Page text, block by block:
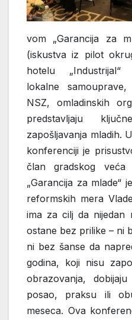
vom „Garancija za
(iskustva iz pilot
hotelu „Industrijal“
lokalne
NSZ, omladinskih
predstavljaju
zapošljavanja mladih.
konferenciji je
član gradskog
„Garancija za mlade“
reformskih mera
ima za cilj da nijedan
ostane bez prilike – ni
ni bez šanse da
godina, koji nisu
obrazovanja,
posao, praksu ili
meseca. Ova